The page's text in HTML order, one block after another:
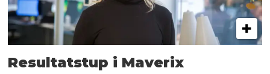
Resultatstup i Maverix